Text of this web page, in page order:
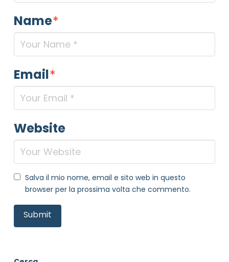
Name*
Email*
Website
Salva il mio nome, email e sito web in questo
browser per la prossima volta che commento.